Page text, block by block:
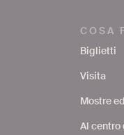
COSA
Biglietti
Visita
Mostre
Al centro